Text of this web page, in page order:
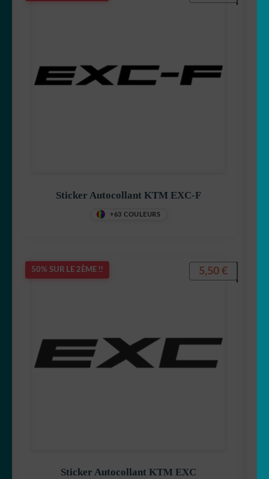
Sticker Autocollant KTM EXC-F
+63 COULEURS
50% SUR LE 2ÈME !!
Sticker Autocollant KTM EXC
5,50 €